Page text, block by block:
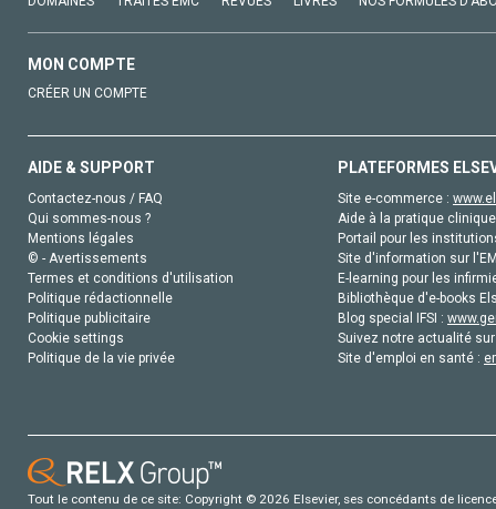
MON COMPTE
CRÉER UN COMPTE
AIDE & SUPPORT
Contactez-nous / FAQ
Qui sommes-nous ?
Mentions légales
© - Avertissements
Termes et conditions d'utilisation
Politique rédactionnelle
Politique publicitaire
Cookie settings
Politique de la vie privée
PLATEFORMES
Site e-commerce :
Aide à la pratique
Portail pour les
Site d'information sur
E-learning pour les
Bibliothèque d'e-books
Blog special IFSI :
Suivez notre actualité
Site d'emploi en santé :
Tout le contenu de ce site: Copyright © 2026 Elsevier, ses concédants de